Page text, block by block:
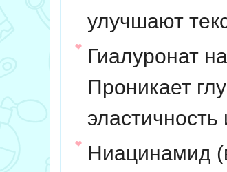
улучшают
Гиалуронат
Проникает
Ниацинамид